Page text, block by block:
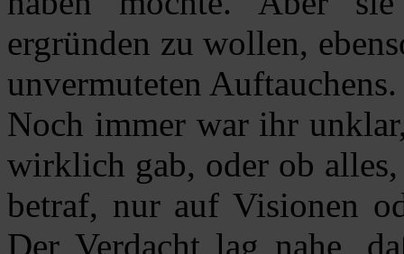
ergründen zu wollen,
unvermuteten Auftauchens.
Noch immer war ihr
wirklich gab, oder ob
betraf, nur auf Visionen
Der Verdacht lag nahe,